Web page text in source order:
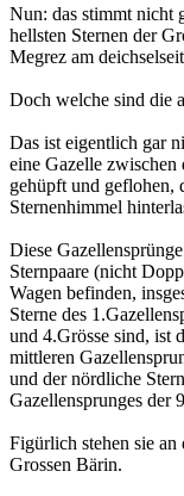
Nun: das stimmt nicht
hellsten Sternen der
Megrez am
Doch welche sind die
Das ist eigentlich gar
eine Gazelle
gehüpft und geflohen,
Sternenhimmel
Diese
Sternpaare (nicht
Wagen befinden,
Sterne des
und 4.Grösse sind, ist
mittleren
und der nördliche Stern
Gazellensprunges der
Figürlich stehen sie an
Grossen Bärin.